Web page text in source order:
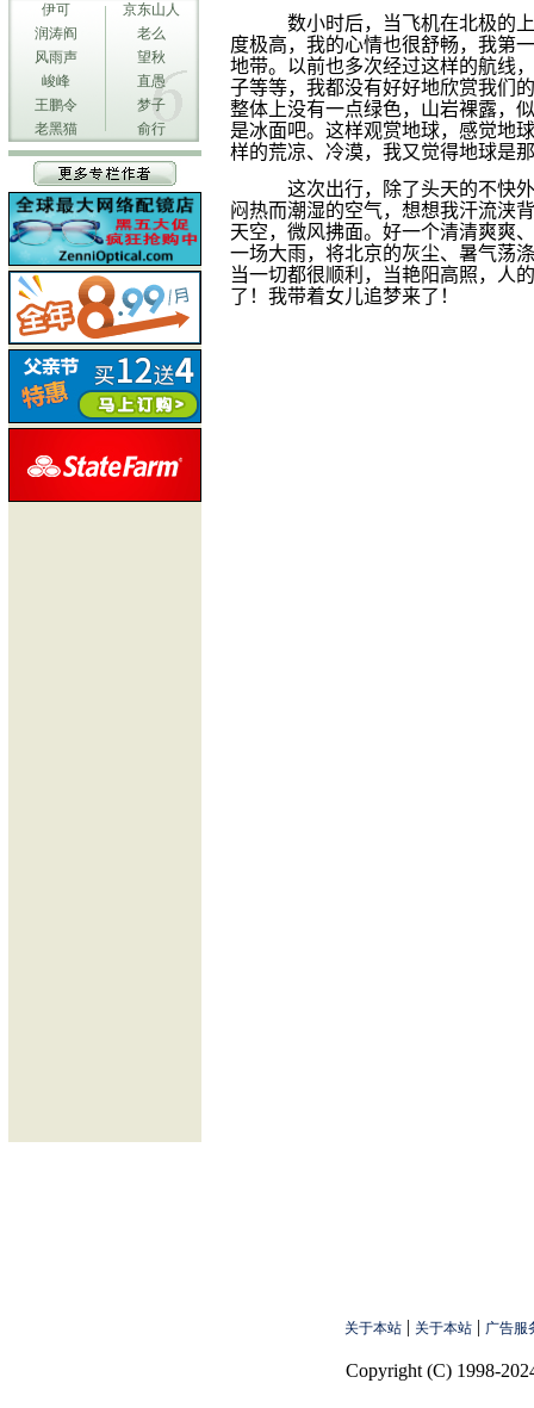
伊可
京东山人
润涛阎
老么
风雨声
望秋
峻峰
直愚
王鹏令
梦子
老黑猫
俞行
数小时后，当飞机在北极的
度极高，我的心情也很舒畅，我第
地带。以前也多次经过这样的航线
子等等，我都没有好好地欣赏我们
整体上没有一点绿色，山岩裸露，
是冰面吧。这样观赏地球，感觉地
样的荒凉、冷漠，我又觉得地球是
这次出行，除了头天的不快
闷热而潮湿的空气，想想我汗流浃
天空，微风拂面。好一个清清爽爽
一场大雨，将北京的灰尘、暑气荡
当一切都很顺利，当艳阳高照，人
了！我带着女儿追梦来了！
关于本站 | 关于本站 | 广告服
Copyright (C) 1998-